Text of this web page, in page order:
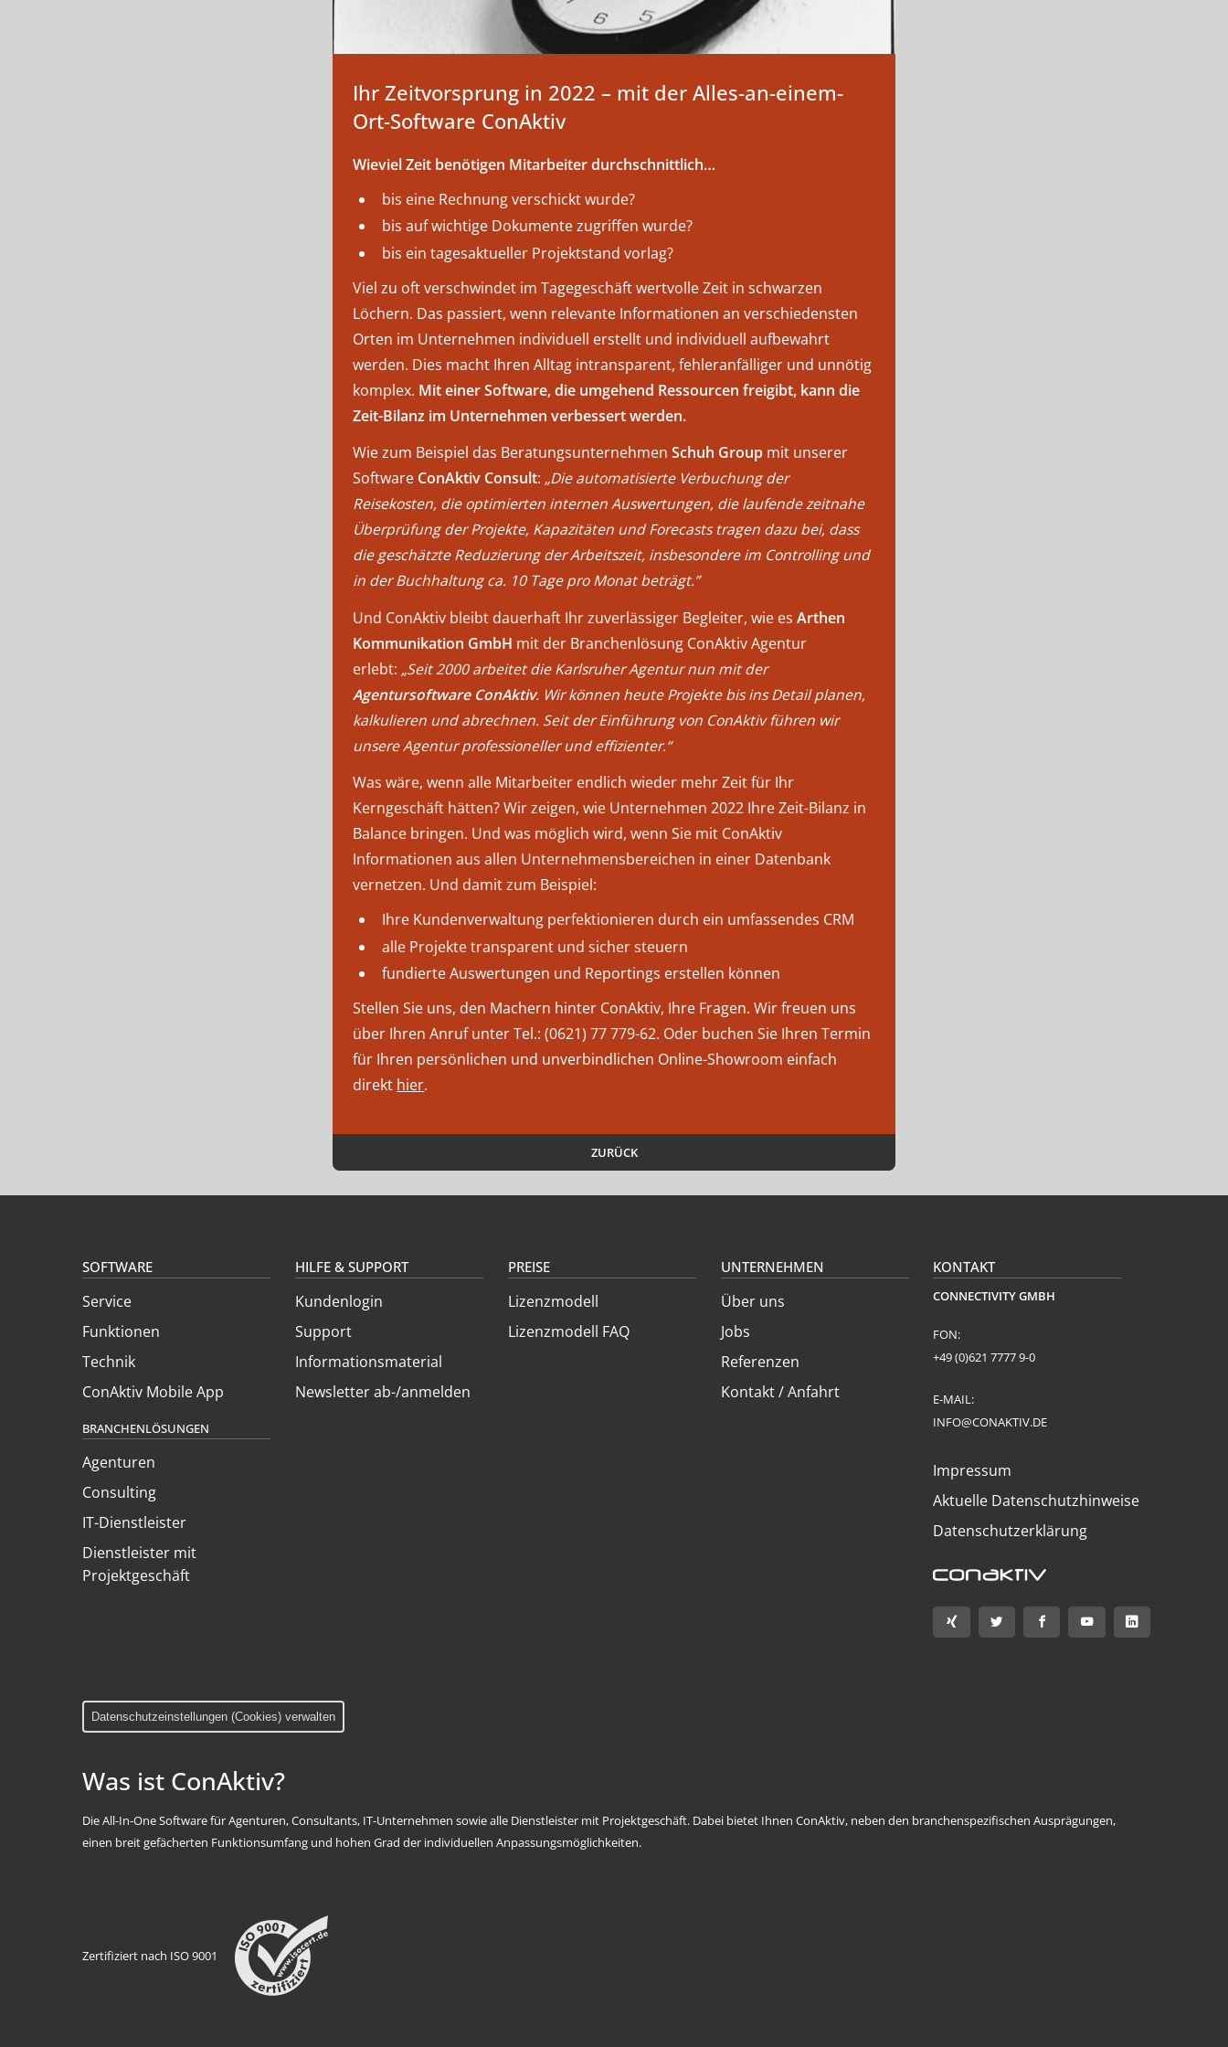
Ihr Zeitvorsprung in 2022 – mit der Alles-an-einem-
Ort-Software ConAktiv
Wieviel Zeit benötigen Mitarbeiter durchschnittlich…
bis eine Rechnung verschickt wurde?
bis auf wichtige Dokumente zugriffen wurde?
bis ein tagesaktueller Projektstand vorlag?
Viel zu oft verschwindet im Tagegeschäft wertvolle Zeit in schwarzen
Löchern. Das passiert, wenn relevante Informationen an verschiedensten
Orten im Unternehmen individuell erstellt und individuell aufbewahrt
werden. Dies macht Ihren Alltag intransparent, fehleranfälliger und unnötig
komplex. Mit einer Software, die umgehend Ressourcen freigibt, kann die
Zeit-Bilanz im Unternehmen verbessert werden.
Wie zum Beispiel das BeratungsunternehmenSchuh Group mit unserer
Software ConAktiv Consult:„Die automatisierte Verbuchung der
Reisekosten, die optimierten internen Auswertungen, die laufende zeitnahe
Überprüfung der Projekte, Kapazitäten und Forecasts tragen dazu bei, dass
die geschätzte Reduzierung der Arbeitszeit, insbesondere im Controlling und
in der Buchhaltung ca. 10 Tage pro Monat beträgt.”
Und ConAktiv bleibt dauerhaft Ihr zuverlässiger Begleiter, wie esArthen
Kommunikation GmbH mit der Branchenlösung ConAktiv Agentur
erlebt: „Seit 2000 arbeitet die Karlsruher Agentur nun mit der
Agentursoftware ConAktiv. Wir können heute Projekte bis ins Detail planen,
kalkulieren und abrechnen. Seit der Einführung von ConAktiv führen wir
unsere Agentur professioneller und effizienter.“
Was wäre, wenn alle Mitarbeiter endlich wieder mehr Zeit für Ihr
Kerngeschäft hätten? Wir zeigen, wie Unternehmen 2022 Ihre Zeit-Bilanz in
Balance bringen. Und was möglich wird, wenn Sie mit ConAktiv
Informationen aus allen Unternehmensbereichen in einer Datenbank
vernetzen. Und damit zum Beispiel:
Ihre Kundenverwaltung perfektionieren durch ein umfassendes CRM
alle Projekte transparent und sicher steuern
fundierte Auswertungen und Reportings erstellen können
Stellen Sie uns, den Machern hinter ConAktiv, Ihre Fragen. Wir freuen uns
über Ihren Anruf unter Tel.: (0621) 77 779-62. Oder buchen Sie Ihren Termin
für Ihren persönlichen und unverbindlichen Online-Showroom einfach
direkt hier.
ZURÜCK
SOFTWARE
Service
Funktionen
Technik
ConAktiv Mobile App
BRANCHENLÖSUNGEN
Agenturen
Consulting
IT-Dienstleister
Dienstleister mit
Projektgeschäft
HILFE & SUPPORT
Kundenlogin
Support
Informationsmaterial
Newsletter ab-/anmelden
PREISE
Lizenzmodell
Lizenzmodell FAQ
UNTERNEHMEN
Über uns
Jobs
Referenzen
Kontakt / Anfahrt
KONTAKT
CONNECTIVITY GMBH
FON:
+49 (0)621 7777 9-0
E-MAIL:
INFO@CONAKTIV.DE
Impressum
Aktuelle Datenschutzhinweise
Datenschutzerklärung
Datenschutzeinstellungen (Cookies) verwalten
Was ist ConAktiv?
Die All-In-One Software für Agenturen, Consultants, IT-Unternehmen sowie alle Dienstleister mit Projektgeschäft. Dabei bietet Ihnen ConAktiv, neben den branchenspezifischen Ausprägungen,
einen breit gefächerten Funktionsumfang und hohen Grad der individuellen Anpassungsmöglichkeiten.
Zertifiziert nach ISO 9001